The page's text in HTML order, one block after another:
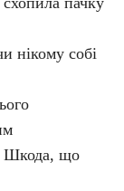
нікому собі
Шкода, що